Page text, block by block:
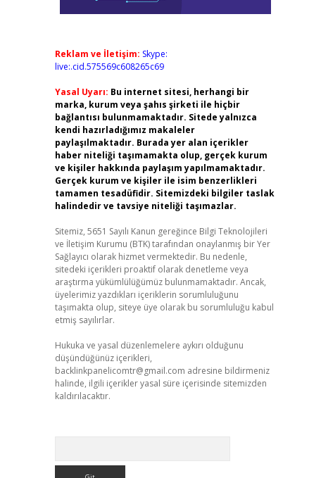
Reklam ve İletişim: Skype:
live:.cid.575569c608265c69
Yasal Uyarı: Bu internet sitesi, herhangi bir
marka, kurum veya şahıs şirketi ile hiçbir
bağlantısı bulunmamaktadır. Sitede yalnızca
kendi hazırladığımız makaleler
paylaşılmaktadır. Burada yer alan içerikler
haber niteliği taşımamakta olup, gerçek kurum
ve kişiler hakkında paylaşım yapılmamaktadır.
Gerçek kurum ve kişiler ile isim benzerlikleri
tamamen tesadüfidir. Sitemizdeki bilgiler taslak
halindedir ve tavsiye niteliği taşımazlar.
Sitemiz, 5651 Sayılı Kanun gereğince Bilgi Teknolojileri
ve İletişim Kurumu (BTK) tarafından onaylanmış bir Yer
Sağlayıcı olarak hizmet vermektedir. Bu nedenle,
sitedeki içerikleri proaktif olarak denetleme veya
araştırma yükümlülüğümüz bulunmamaktadır. Ancak,
üyelerimiz yazdıkları içeriklerin sorumluluğunu
taşımakta olup, siteye üye olarak bu sorumluluğu kabul
etmiş sayılırlar.
Hukuka ve yasal düzenlemelere aykırı olduğunu
düşündüğünüz içerikleri,
backlinkpanelicomtr@gmail.com adresine bildirmeniz
halinde, ilgili içerikler yasal süre içerisinde sitemizden
kaldırılacaktır.